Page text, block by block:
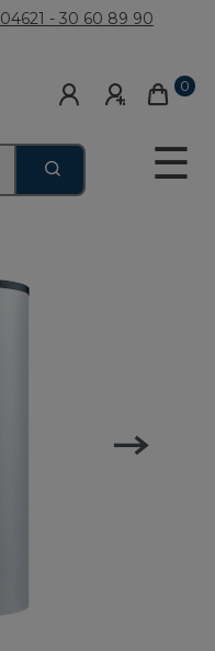
04621 - 30 60 89 90
0
☰